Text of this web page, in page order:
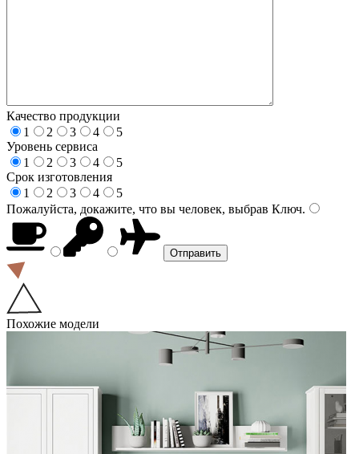
Качество продукции
1
2 3 4
5
Уровень сервиса
1
2 3 4
5
Срок изготовления
1
2 3 4
5
Пожалуйста, докажите, что вы человек, выбрав Ключ.
Похожие модели